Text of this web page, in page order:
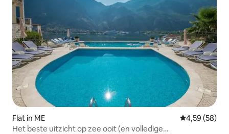
Flat in ME Gemiddelde
4,59 (58)
Het beste uitzicht op zee ooit (en volledige